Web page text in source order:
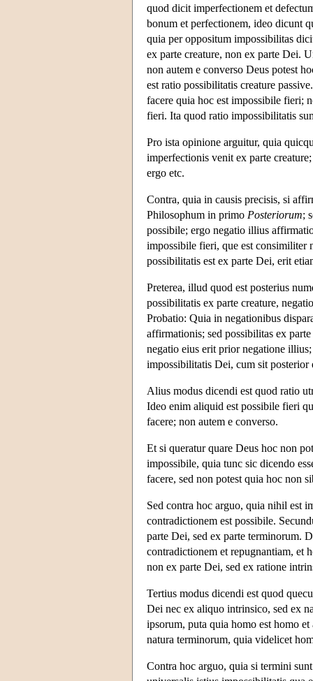
quod dicit imperfectionem et
bonum et perfectionem, ideo dicunt
quia per oppositum impossibilitas
ex parte creature, non ex parte Dei.
non autem e converso Deus potest
est ratio possibilitatis creature
facere quia hoc est impossibile fieri;
fieri. Ita quod ratio impossibilitatis
Pro ista opinione arguitur, quia
imperfectionis venit ex parte
ergo etc.
Contra, quia in causis precisis, si
Philosophum in primo Posteriorum;
possibile; ergo negatio illius
impossibile fieri, que est consimiliter
possibilitatis est ex parte Dei, erit
Preterea, illud quod est posterius
possibilitatis ex parte creature,
Probatio: Quia in negationibus
affirmationis; sed possibilitas ex
negatio eius erit prior negatione
impossibilitatis Dei, cum sit posterior
Alius modus dicendi est quod ratio
Ideo enim aliquid est possibile fieri
facere; non autem e converso.
Et si queratur quare Deus hoc non
impossibile, quia tunc sic dicendo
facere, sed non potest quia hoc non
Sed contra hoc arguo, quia nihil est
contradictionem est possibile.
parte Dei, sed ex parte terminorum.
contradictionem et repugnantiam, et
non ex parte Dei, sed ex ratione
Tertius modus dicendi est quod
Dei nec ex aliquo intrinsico, sed ex
ipsorum, puta quia homo est homo
natura terminorum, quia videlicet
Contra hoc arguo, quia si termini